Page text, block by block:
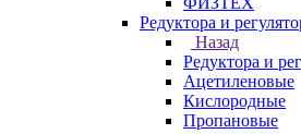
Редуктора и
Назад
Редуктора и
Ацетиленовые
Кислородные
Пропановые